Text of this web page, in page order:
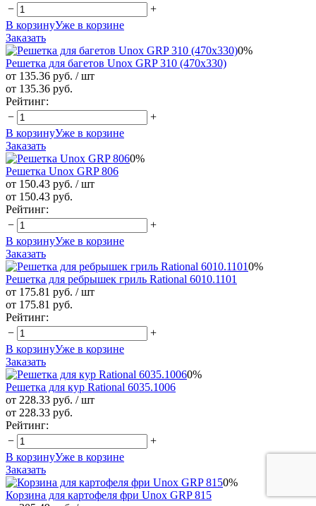
−
+
В корзинуУже в корзине
Заказать
0%
Решетка для багетов Unox GRP 310 (470x330)
от 135.36 руб. / шт
от 135.36 руб.
Рейтинг:
−
+
В корзинуУже в корзине
Заказать
0%
Решетка Unox GRP 806
от 150.43 руб. / шт
от 150.43 руб.
Рейтинг:
−
+
В корзинуУже в корзине
Заказать
0%
Решетка для ребрышек гриль Rational 6010.1101
от 175.81 руб. / шт
от 175.81 руб.
Рейтинг:
−
+
В корзинуУже в корзине
Заказать
0%
Решетка для кур Rational 6035.1006
от 228.33 руб. / шт
от 228.33 руб.
Рейтинг:
−
+
В корзинуУже в корзине
Заказать
0%
Корзина для картофеля фри Unox GRP 815